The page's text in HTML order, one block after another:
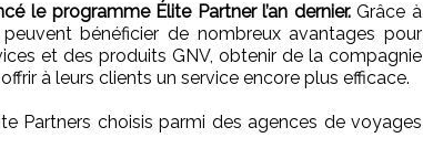
le programme Élite Partner l’an dernier.Grâce à
bénéficier de nombreux avantages pour
et des produits GNV, obtenir de la compagnie
à leurs clients un service encore plus efficace.
Partners choisis parmi des agences de voyages